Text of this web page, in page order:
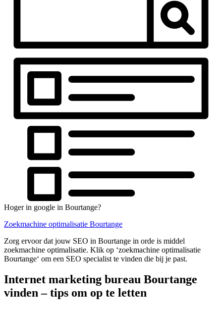
Hoger in google in Bourtange?
Zoekmachine optimalisatie Bourtange
Zorg ervoor dat jouw SEO in Bourtange in orde is middel
zoekmachine optimalisatie. Klik op ‘zoekmachine optimalisatie
Bourtange‘ om een SEO specialist te vinden die bij je past.
Internet marketing bureau Bourtange
vinden – tips om op te letten